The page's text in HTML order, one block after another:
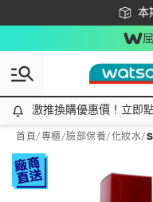
本
下
激推換購優惠價！立即點我
激推換購優惠價！立即
首頁/專櫃/臉部保養/化妝水/